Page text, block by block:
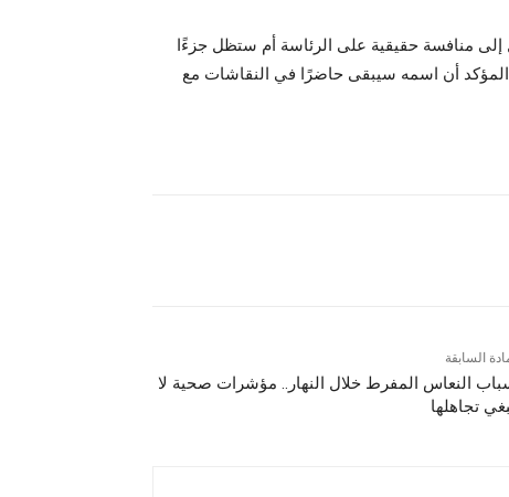
منافسة حقيقية على الرئاسة أم ستظل جزءًا
المؤكد أن اسمه سيبقى حاضرًا في النقاشات مع
السابقة
النعاس المفرط خلال النهار.. مؤشرات صحية لا
تجاهلها